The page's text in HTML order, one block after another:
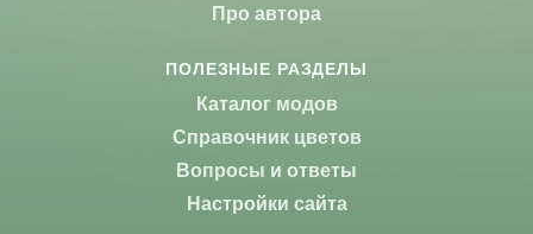
Про автора
ПОЛЕЗНЫЕ РАЗДЕЛЫ
Каталог модов
Справочник цветов
Вопросы и ответы
Настройки сайта